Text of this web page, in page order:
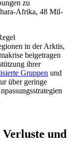
zu
Afrika, 48 Mil­
in der Arktis,
beigetragen
ihrer
Gruppen und
über geringe
und